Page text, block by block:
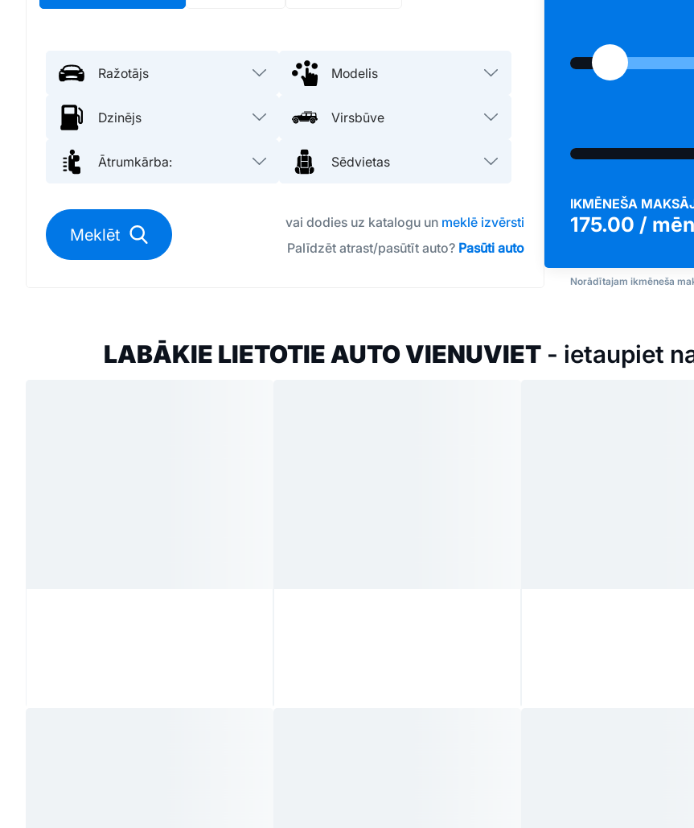
Meklēt
vai dodies uz katalogu un meklē izvērsti
Palīdzēt atrast/pasūtīt auto? Pasūti auto
IKMĒNEŠA
175.00 / mēn
Norādītajam ikmēneša
LABĀKIE LIETOTIE AUTO VIENUVIET- ietaupiet